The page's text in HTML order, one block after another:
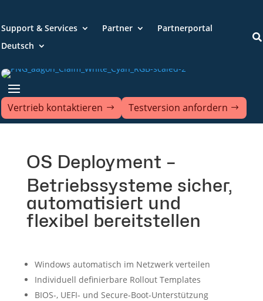
Support & Services Partner
Partnerportal
Deutsch

Vertrieb kontaktieren Testversion anfordern
OS Deployment –
Betriebssysteme sicher,
automatisiert und
flexibel bereitstellen
Windows automatisch im Netzwerk verteilen
Individuell definierbare Rollout Templates
BIOS-, UEFI- und Secure-Boot-Unterstützung